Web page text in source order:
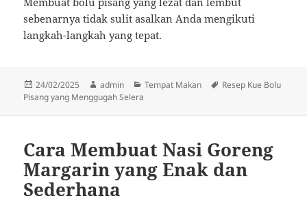
sebenarnya tidak sulit asalkan Anda mengikuti
langkah-langkah yang tepat.
Diposkan
pada
24/02/2025 Penulis
admin Kategori
Tempat Makan Tag
Resep Kue Bolu
Pisang yang Menggugah Selera
Cara Membuat Nasi Goreng
Margarin yang Enak dan
Sederhana